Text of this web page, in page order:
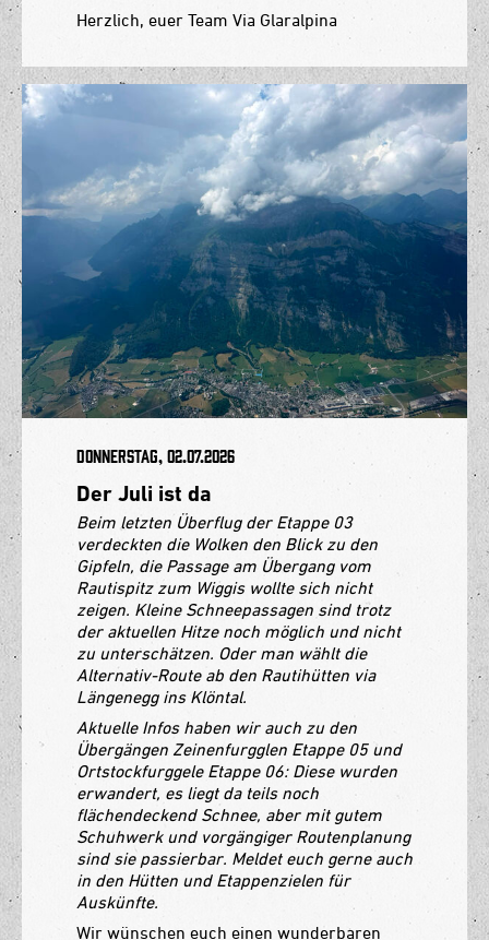
Herzlich, euer Team Via Glaralpina
Donnerstag, 02.07.2026
Der Juli ist da
Beim letzten Überflug der Etappe 03
verdeckten die Wolken den Blick zu den
Gipfeln, die Passage am Übergang vom
Rautispitz zum Wiggis wollte sich nicht
zeigen. Kleine Schneepassagen sind trotz
der aktuellen Hitze noch möglich und nicht
zu unterschätzen. Oder man wählt die
Alternativ-Route ab den Rautihütten via
Längenegg ins Klöntal.
Aktuelle Infos haben wir auch zu den
Übergängen Zeinenfurgglen Etappe 05 und
Ortstockfurggele Etappe 06: Diese wurden
erwandert, es liegt da teils noch
flächendeckend Schnee, aber mit gutem
Schuhwerk und vorgängiger Routenplanung
sind sie passierbar. Meldet euch gerne auch
in den Hütten und Etappenzielen für
Auskünfte.
Wir wünschen euch einen wunderbaren